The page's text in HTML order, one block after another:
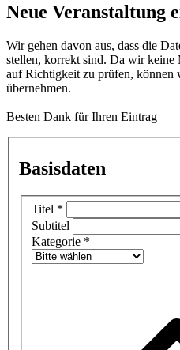
Neue Veranstaltung
Wir gehen davon aus, dass die
stellen, korrekt sind. Da wir keine
auf Richtigkeit zu prüfen, können
übernehmen.
Besten Dank für Ihren Eintrag
Basisdaten
Titel *
Subtitel
Kategorie *